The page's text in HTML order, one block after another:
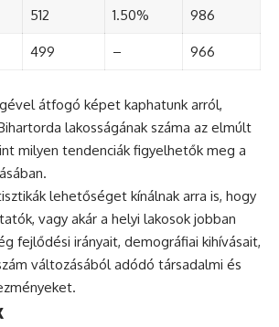
512 1.50% 986
499 – 966
átfogó képet kaphatunk arról,
lakosságának száma az elmúlt
milyen tendenciák figyelhetők meg a
lehetőséget kínálnak arra is, hogy
vagy akár a helyi lakosok jobban
fejlődési irányait, demográfiai kihívásait,
változásából adódó társadalmi és